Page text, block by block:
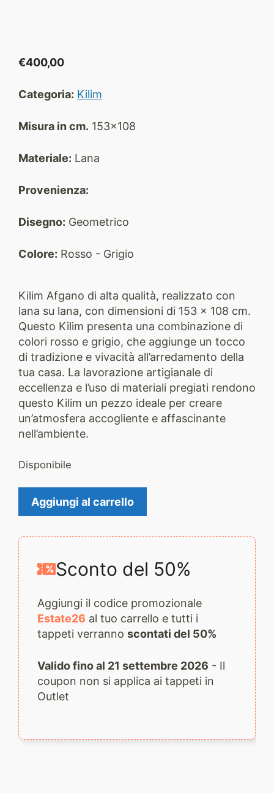
€400,00
Categoria: Kilim
Misura in cm. 153x108
Materiale: Lana
Provenienza:
Disegno: Geometrico
Colore: Rosso - Grigio
Kilim Afgano di alta qualità, realizzato con
lana su lana, con dimensioni di 153 x 108 cm.
Questo Kilim presenta una combinazione di
colori rosso e grigio, che aggiunge un tocco
di tradizione e vivacità all’arredamento della
tua casa. La lavorazione artigianale di
eccellenza e l’uso di materiali pregiati rendono
questo Kilim un pezzo ideale per creare
un’atmosfera accogliente e affascinante
nell’ambiente.
Disponibile
2107
Aggiungi al carrello
Sconto del 50%
Aggiungi il codice promozionale
Estate26 al tuo carrello e tutti i
tappeti verranno scontati del 50%
Valido fino al 21 settembre 2026 - Il
coupon non si applica ai tappeti in
Outlet